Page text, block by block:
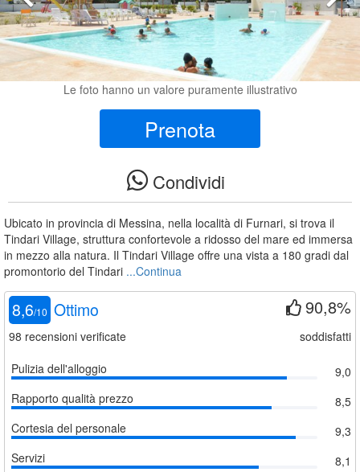
Le foto hanno un valore puramente illustrativo
Prenota
Condividi
Ubicato in provincia di Messina, nella località di Furnari, si trova il
Tindari Village, struttura confortevole a ridosso del mare ed immersa
in mezzo alla natura. Il Tindari Village offre una vista a 180 gradi dal
promontorio del Tindari ...Continua
8,6/10 Ottimo
98 recensioni verificate
90,8%
soddisfatti
Pulizia dell'alloggio
9,0
Rapporto qualità prezzo
8,5
Cortesia del personale
9,3
Servizi
8,1